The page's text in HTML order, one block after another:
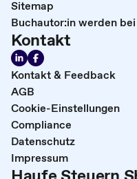
Sitemap
Buchautor:in werden
Kontakt
Kontakt & Feedback
AGB
Cookie-Einstellungen
Compliance
Datenschutz
Impressum